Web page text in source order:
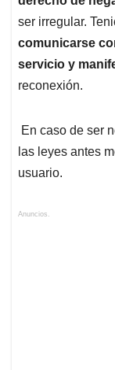
ser irregular.
comunicarse
servicio y
reconexión.
En caso de ser
las leyes antes
usuario.
Anuncios.